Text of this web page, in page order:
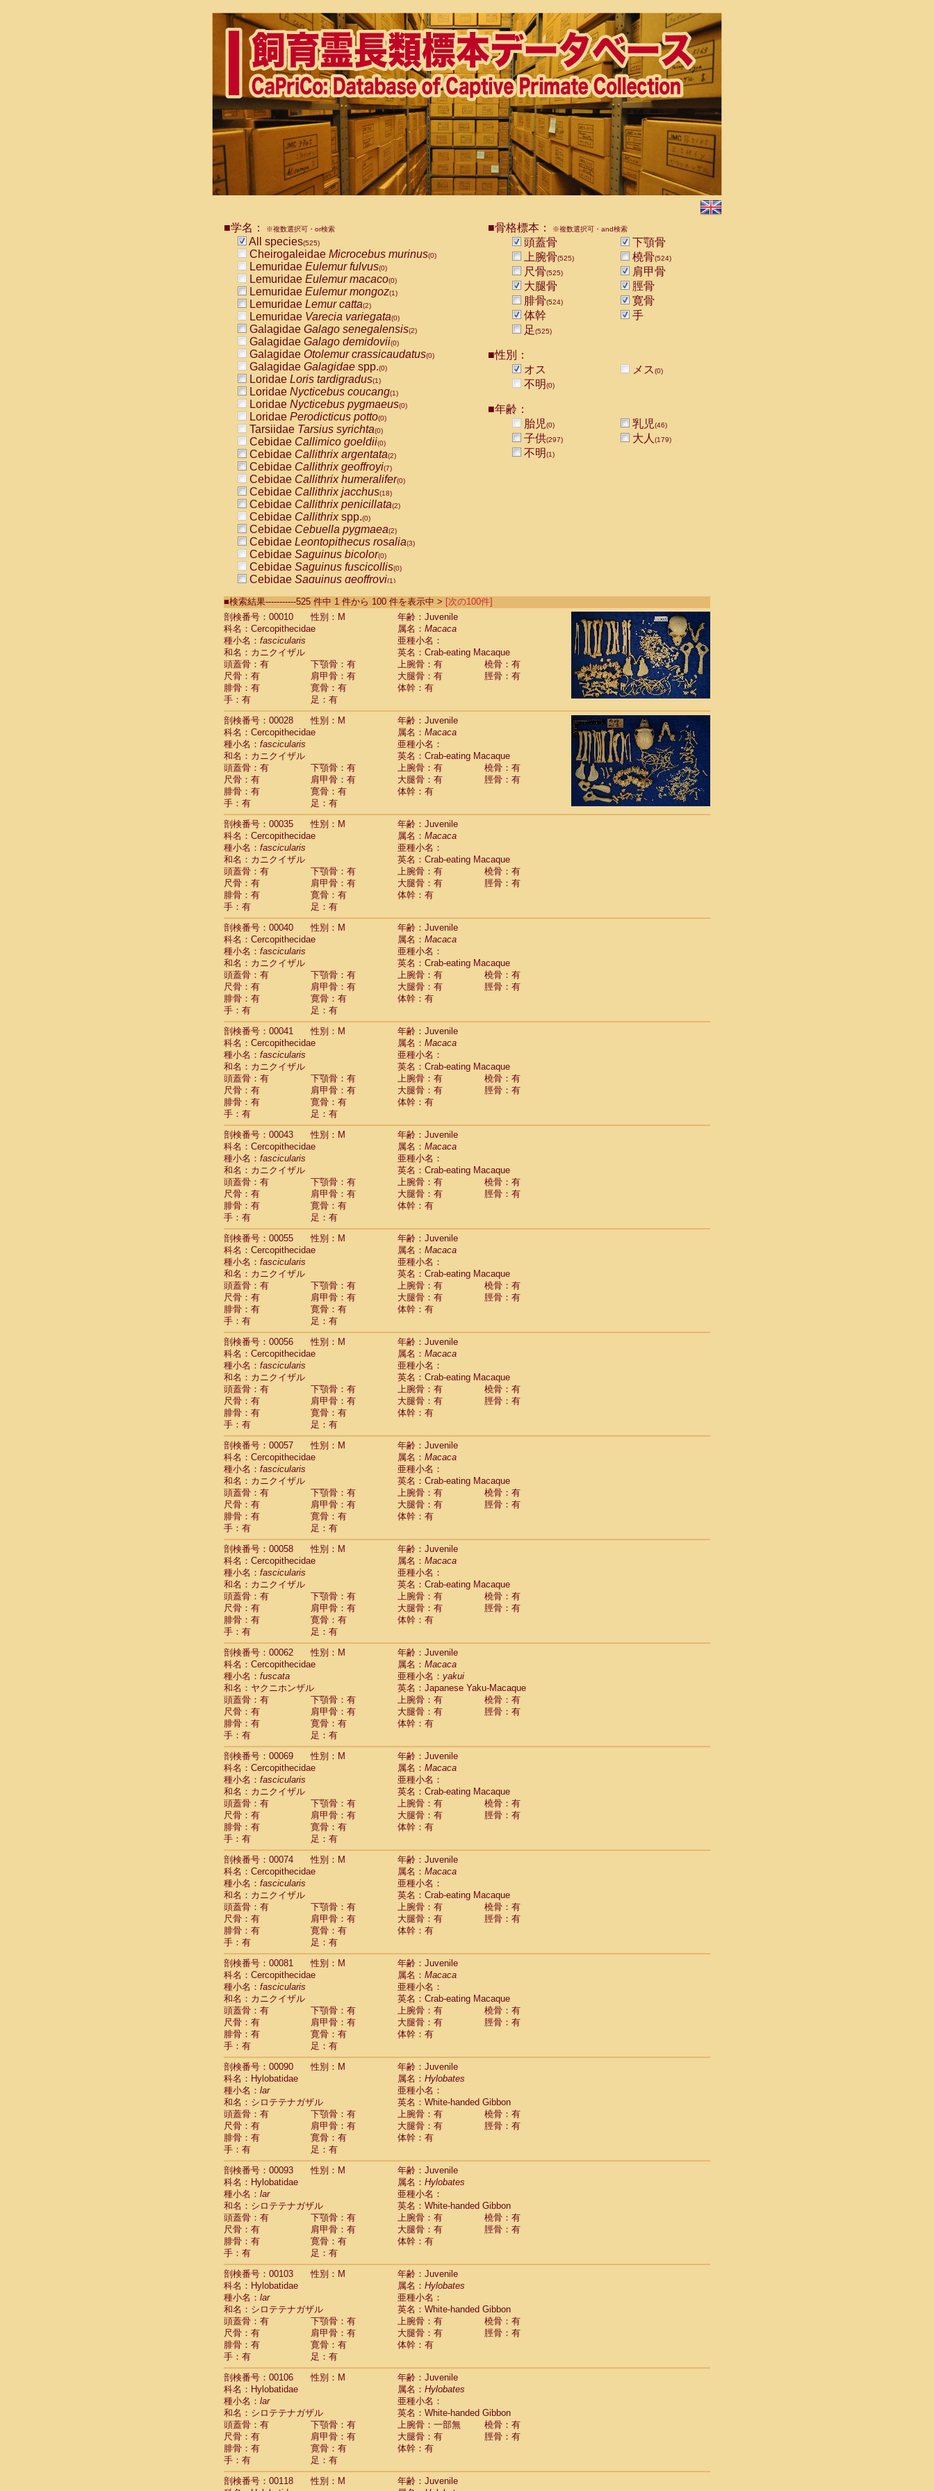
■学名： ※複数選択可・or検索
All species(525)
Cheirogaleidae Microcebus murinus(0)
Lemuridae Eulemur fulvus(0)
Lemuridae Eulemur macaco(0)
Lemuridae Eulemur mongoz(1)
Lemuridae Lemur catta(2)
Lemuridae Varecia variegata(0)
Galagidae Galago senegalensis(2)
Galagidae Galago demidovii(0)
Galagidae Otolemur crassicaudatus(0)
Galagidae Galagidae spp.(0)
Loridae Loris tardigradus(1)
Loridae Nycticebus coucang(1)
Loridae Nycticebus pygmaeus(0)
Loridae Perodicticus potto(0)
Tarsiidae Tarsius syrichta(0)
Cebidae Callimico goeldii(0)
Cebidae Callithrix argentata(2)
Cebidae Callithrix geoffroyi(7)
Cebidae Callithrix humeralifer(0)
Cebidae Callithrix jacchus(18)
Cebidae Callithrix penicillata(2)
Cebidae Callithrixspp.(0)
Cebidae Cebuella pygmaea(2)
Cebidae Leontopithecus rosalia(3)
Cebidae Saguinus bicolor(0)
Cebidae Saguinus fuscicollis(0)
Cebidae Saguinus geoffroyi(1)
CebidaeSaguinus labiatus(0)
Cebidae Saguinus leucopus (4)
CebidaeSaguinus midas
CebidaeSaguinus mystax
CebidaeSaguinus nigricollis (12)
Cebidae Saguinus oedipus
Cebidae Saguinus weddelli
Cebidae Saguinusspp.
Cebidae Aotus trivirgatus
Cebidae Cebus albifrons
CebidaeCebus apella
CebidaeCebus capucinus
CebidaeCebus nigrivittatus
Cebidae Cebusspp.(0)
Cebidae Saimiri boliviensis
Cebidae Saimiri sciureus
Atelidae Alouatta caraya
AtelidaeAlouatta fusca
AtelidaeAlouatta seniculus
AtelidaeAlouatta
AtelidaeAteles belzebuth
Atelidae Ateles geoffroyi
Atelidae Ateles paniscus
Atelidae Atelesspp.
Atelidae Lagothrix lagothricha
AtelidaeLagothrix lagothricha cana(0)
Pitheciidae Cacajao calvus rubicundus(1)
PitheciidaeCallicebus cupreus(0)
Pitheciidae Callicebus donacophilus(0)
Pitheciidae Callicebus moloch(0)
Pitheciidae Callicebus torquatus(0)
Pitheciidae Callicebus
Pitheciidae Chiropotes satanas
Pitheciidae Pithecia monachus
Pitheciidae Pithecia pithecia (0)
Cercopithecidae Cercocebus agilis (0)
Cercopithecidae Cercocebus galeritus chrysogaster
Cercopithecidae Cercocebus torquatus atys(0)
CercopithecidaeCercocebus torquatus lunulatus(0)
CercopithecidaeCercocebus torquatus torquatus(0)
CercopithecidaeCercocebus hybrid(0)
CercopithecidaeCercocebus
CercopithecidaeLophocebus albigena
Cercopithecidae (0)
Cercopithecidae Papio cynocephalus (4)
Cercopithecidae Papio hamadryas(0)
CercopithecidaePapio papio
CercopithecidaePapio
CercopithecidaeMandrillus leucophaeus
CercopithecidaeMandrillus sphinx
CercopithecidaeTheropithecus gelada(1)
CercopithecidaeMacaca arctoides(1)
Cercopithecidae Macaca assamensis
Cercopithecidae Macaca brunnescens(0)
CercopithecidaeMacaca cyclopis (6)
CercopithecidaeMacaca fascicularis (135)
CercopithecidaeMacaca fuscaca fuscata
CercopithecidaeMacaca fuscata yakui
CercopithecidaeMacaca fuscatahybrid(0)
CercopithecidaeMacaca maura(1)
Cercopithecidae Macaca mulatta(45)
Cercopithecidae Macaca nemestrina(3)
Cercopithecidae Macaca nigra(1)
CercopithecidaeMacaca radiata(7)
CercopithecidaeMacaca silenus(0)
CercopithecidaeMacaca sinica (0)
CercopithecidaeMacaca sylvanus
CercopithecidaeMacaca thibetana (0)
Cercopithecidae Macaca tonkeana (0)
Cercopithecidae hybrid(1)
Cercopithecidae (0)
CercopithecidaeAllenopithecus nigroviridis
CercopithecidaeCercopithecus ascanius
CercopithecidaeCercopithecus ascanius schmidti
CercopithecidaeCercopithecus cephus
CercopithecidaeCercopithecus diana
CercopithecidaeCercopithecus hamlyni
Cercopithecidae Cercopithecus lhoesti
Cercopithecidae Cercopithecus mitis(0)
CercopithecidaeCercopithecus mitis doggetti
CercopithecidaeCercopithecus mitis albogularis(0)
CercopithecidaeCercopithecus mona
CercopithecidaeCercopithecus neglectus
CercopithecidaeCercopithecus nigroviridis(0)
CercopithecidaeCercopithecus petaurista buettikoferi
Cercopithecidae Cercopithecusspp.(0)
Cercopithecidae Chlorocebus aethiops (1)
CercopithecidaeChlorocebus pygerythrus cynosuros (0)
CercopithecidaeErythrocebus patas (14)
CercopithecidaeMiopithecus talapoin
CercopithecidaeCercopithecinae spp.
CercopithecidaeColobus angolensis
CercopithecidaeColobus guereza (0)
Cercopithecidae Colobus polykomos(0)
Cercopithecidae Piliocolobus badius(0)
Cercopithecidae Kasi senex vetulus(0)
CercopithecidaeKasi senex
CercopithecidaeNasalis larvatus(0)
CercopithecidaePresbytes melalophos
CercopithecidaePygathrix nemaeus
CercopithecidaeSemnopithecus entellus(7)
Cercopithecidae Trachypithecus cristatus(0)
Cercopithecidae Trachypithecus francoisi
Cercopithecidae Trachypithecus obscurus(1)
CercopithecidaeTrachypithecus pileatus
CercopithecidaeColobinae spp.(0)
CercopithecidaePresbytesinaespp.(0)
CercopithecidaeCercopithecidae
HylobatidaeHoolock hoolock(0)
HylobatidaeHylobates agilis
HylobatidaeHylobates klossii (0)
Hylobatidae
HylobatidaeHylobates moloch(0)
Hylobatidae Hylobates muelleri(0)
HylobatidaeHylobates pileatus(2)
Hylobatidae Hylobates
HylobatidaeHylobateshybrid(0)
HylobatidaeNomascus concolor(0)
Hylobatidae Symphalangus syndactylus(0)
Hominidae (0)
HominidaePan troglodytes
Hominidae Gorilla gorilla beringei(0)
Hominidae Gorilla gorilla gorilla(0)
Primates misc.(0)
Scandentia Dendrogale melanura
Scandentia Ptilocercus lowii
Scandentia
Scandentia
ScandentiaTupaia minor
■骨格標本： ※複数選択可・and検索
頭蓋骨
下顎骨
上腕骨(525) 橈骨(524)
尺骨(525)
肩甲骨
大腿骨
脛骨
腓骨(524)
寛骨
体幹
手
足(525)
■性別：
オス
メス(0)
不明(0)
■年齢：
胎児(0) 乳児(46)
子供(297) 大人 (179)
不明(1)
■検索結果-----------525 件中 1 件から 100 件を表示中 > [次の100件]
剖検番号：00010
性別：M
年齢：Juvenile
科名：Cercopithecidae
属名： Macaca
種小名： fascicularis
亜種小名：
和名：カニクイザル
英名：Crab-eating Macaque
頭蓋骨：有
下顎骨：有 上腕骨：有
橈骨：有
尺骨：有
肩甲骨：有 大腿骨：有
脛骨：有
腓骨：有
寛骨：有
体幹：有
手：有
足：有
剖検番号：00028
性別：M
年齢：Juvenile
科名：Cercopithecidae
属名： Macaca
種小名： fascicularis
亜種小名：
和名：カニクイザル
英名：Crab-eating Macaque
頭蓋骨：有
下顎骨：有 上腕骨：有
橈骨：有
尺骨：有
肩甲骨：有 大腿骨：有
脛骨：有
腓骨：有
寛骨：有
体幹：有
手：有
足：有
剖検番号：00035
性別：M
年齢：Juvenile
科名：Cercopithecidae
属名： Macaca
種小名： fascicularis
亜種小名：
和名：カニクイザル
英名：Crab-eating Macaque
頭蓋骨：有
下顎骨：有 上腕骨：有
橈骨：有
尺骨：有
肩甲骨：有 大腿骨：有
脛骨：有
腓骨：有
寛骨：有
体幹：有
手：有
足：有
剖検番号：00040
性別：M
年齢：Juvenile
科名：Cercopithecidae
属名： Macaca
種小名： fascicularis
亜種小名：
和名：カニクイザル
英名：Crab-eating Macaque
頭蓋骨：有
下顎骨：有 上腕骨：有
橈骨：有
尺骨：有
肩甲骨：有 大腿骨：有
脛骨：有
腓骨：有
寛骨：有
体幹：有
手：有
足：有
剖検番号：00041
性別：M
年齢：Juvenile
科名：Cercopithecidae
属名： Macaca
種小名： fascicularis
亜種小名：
和名：カニクイザル
英名：Crab-eating Macaque
頭蓋骨：有
下顎骨：有 上腕骨：有
橈骨：有
尺骨：有
肩甲骨：有 大腿骨：有
脛骨：有
腓骨：有
寛骨：有
体幹：有
手：有
足：有
剖検番号：00043
性別：M
年齢：Juvenile
科名：Cercopithecidae
属名： Macaca
種小名： fascicularis
亜種小名：
和名：カニクイザル
英名：Crab-eating Macaque
頭蓋骨：有
下顎骨：有 上腕骨：有
橈骨：有
尺骨：有
肩甲骨：有 大腿骨：有
脛骨：有
腓骨：有
寛骨：有
体幹：有
手：有
足：有
剖検番号：00055
性別：M
年齢：Juvenile
科名：Cercopithecidae
属名： Macaca
種小名： fascicularis
亜種小名：
和名：カニクイザル
英名：Crab-eating Macaque
頭蓋骨：有
下顎骨：有 上腕骨：有
橈骨：有
尺骨：有
肩甲骨：有 大腿骨：有
脛骨：有
腓骨：有
寛骨：有
体幹：有
手：有
足：有
剖検番号：00056
性別：M
年齢：Juvenile
科名：Cercopithecidae
属名： Macaca
種小名： fascicularis
亜種小名：
和名：カニクイザル
英名：Crab-eating Macaque
頭蓋骨：有
下顎骨：有 上腕骨：有
橈骨：有
尺骨：有
肩甲骨：有 大腿骨：有
脛骨：有
腓骨：有
寛骨：有
体幹：有
手：有
足：有
剖検番号：00057
性別：M
年齢：Juvenile
科名：Cercopithecidae
属名： Macaca
種小名： fascicularis
亜種小名：
和名：カニクイザル
英名：Crab-eating Macaque
頭蓋骨：有
下顎骨：有 上腕骨：有
橈骨：有
尺骨：有
肩甲骨：有 大腿骨：有
脛骨：有
腓骨：有
寛骨：有
体幹：有
手：有
足：有
剖検番号：00058
性別：M
年齢：Juvenile
科名：Cercopithecidae
属名： Macaca
種小名： fascicularis
亜種小名：
和名：カニクイザル
英名：Crab-eating Macaque
頭蓋骨：有
下顎骨：有 上腕骨：有
橈骨：有
尺骨：有
肩甲骨：有 大腿骨：有
脛骨：有
腓骨：有
寛骨：有
体幹：有
手：有
足：有
剖検番号：00062
性別：M
年齢：Juvenile
科名：Cercopithecidae
属名： Macaca
種小名： fuscata 亜種小名： yakui
和名：ヤクニホンザル
英名：Japanese Yaku-Macaque
頭蓋骨：有
下顎骨：有 上腕骨：有
橈骨：有
尺骨：有
肩甲骨：有 大腿骨：有
脛骨：有
腓骨：有
寛骨：有
体幹：有
手：有
足：有
剖検番号：00069
性別：M
年齢：Juvenile
科名：Cercopithecidae
属名： Macaca
種小名： fascicularis
亜種小名：
和名：カニクイザル
英名：Crab-eating Macaque
頭蓋骨：有
下顎骨：有 上腕骨：有
橈骨：有
尺骨：有
肩甲骨：有 大腿骨：有
脛骨：有
腓骨：有
寛骨：有
体幹：有
手：有
足：有
剖検番号：00074
性別：M
年齢：Juvenile
科名：Cercopithecidae
属名： Macaca
種小名： fascicularis
亜種小名：
和名：カニクイザル
英名：Crab-eating Macaque
頭蓋骨：有
下顎骨：有 上腕骨：有
橈骨：有
尺骨：有
肩甲骨：有 大腿骨：有
脛骨：有
腓骨：有
寛骨：有
体幹：有
手：有
足：有
剖検番号：00081
性別：M
年齢：Juvenile
科名：Cercopithecidae
属名： Macaca
種小名： fascicularis
亜種小名：
和名：カニクイザル
英名：Crab-eating Macaque
頭蓋骨：有
下顎骨：有 上腕骨：有
橈骨：有
尺骨：有
肩甲骨：有 大腿骨：有
脛骨：有
腓骨：有
寛骨：有
体幹：有
手：有
足：有
剖検番号：00090
性別：M
年齢：Juvenile
科名：Hylobatidae
属名： Hylobates
種小名： lar
亜種小名：
和名：シロテテナガザル
英名：White-handed Gibbon
頭蓋骨：有
下顎骨：有 上腕骨：有
橈骨：有
尺骨：有
肩甲骨：有 大腿骨：有
脛骨：有
腓骨：有
寛骨：有
体幹：有
手：有
足：有
剖検番号：00093
性別：M
年齢：Juvenile
科名：Hylobatidae
属名： Hylobates
種小名： lar
亜種小名：
和名：シロテテナガザル
英名：White-handed Gibbon
頭蓋骨：有
下顎骨：有 上腕骨：有
橈骨：有
尺骨：有
肩甲骨：有 大腿骨：有
脛骨：有
腓骨：有
寛骨：有
体幹：有
手：有
足：有
剖検番号：00103
性別：M
年齢：Juvenile
科名：Hylobatidae
属名： Hylobates
種小名： lar
亜種小名：
和名：シロテテナガザル
英名：White-handed Gibbon
頭蓋骨：有
下顎骨：有 上腕骨：有
橈骨：有
尺骨：有
肩甲骨：有 大腿骨：有
脛骨：有
腓骨：有
寛骨：有
体幹：有
手：有
足：有
剖検番号：00106
性別：M
年齢：Juvenile
科名：Hylobatidae
属名： Hylobates
種小名： lar
亜種小名：
和名：シロテテナガザル
英名：White-handed Gibbon
頭蓋骨：有
下顎骨：有 上腕骨：一部無
橈骨：有
尺骨：有
肩甲骨：有 大腿骨：有
脛骨：有
腓骨：有
寛骨：有
体幹：有
手：有
足：有
剖検番号：00118
性別：M
年齢：Juvenile